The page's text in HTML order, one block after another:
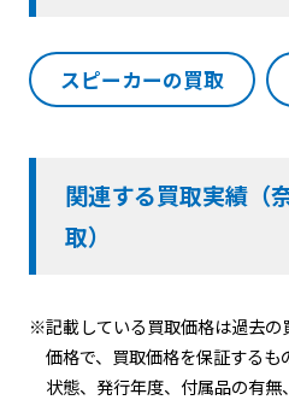
スピーカーの買取
関連する買取実績（
取）
※記載している買取価格は過去の
価格で、買取価格を保証する
状態、発行年度、付属品の有